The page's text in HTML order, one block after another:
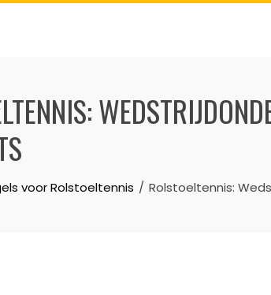
voor Rolstoeltennis Rolstoeltennis: